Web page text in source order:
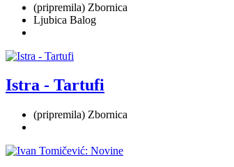
(pripremila) Zbornica
Ljubica Balog
Istra - Tartufi
(pripremila) Zbornica